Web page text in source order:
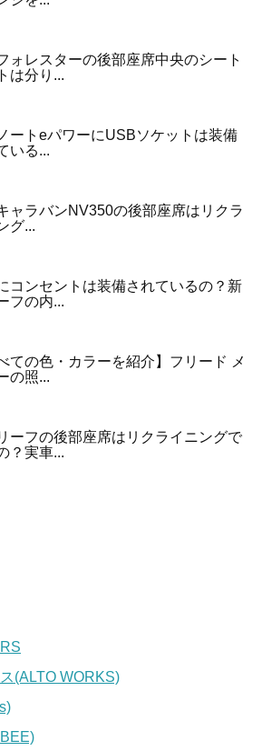
ォレスターの後部座席中央のシート
は分り...
ートeパワーにUSBソケットは装備
いる...
ャラバンNV350の後部座席はリクラ
グ...
コンセントは装備されているの？新
フの内...
ての色・カラーを紹介】フリード メ
の照...
ーフの後部座席はリクライニングで
？実車...
(ALTO WORKS)